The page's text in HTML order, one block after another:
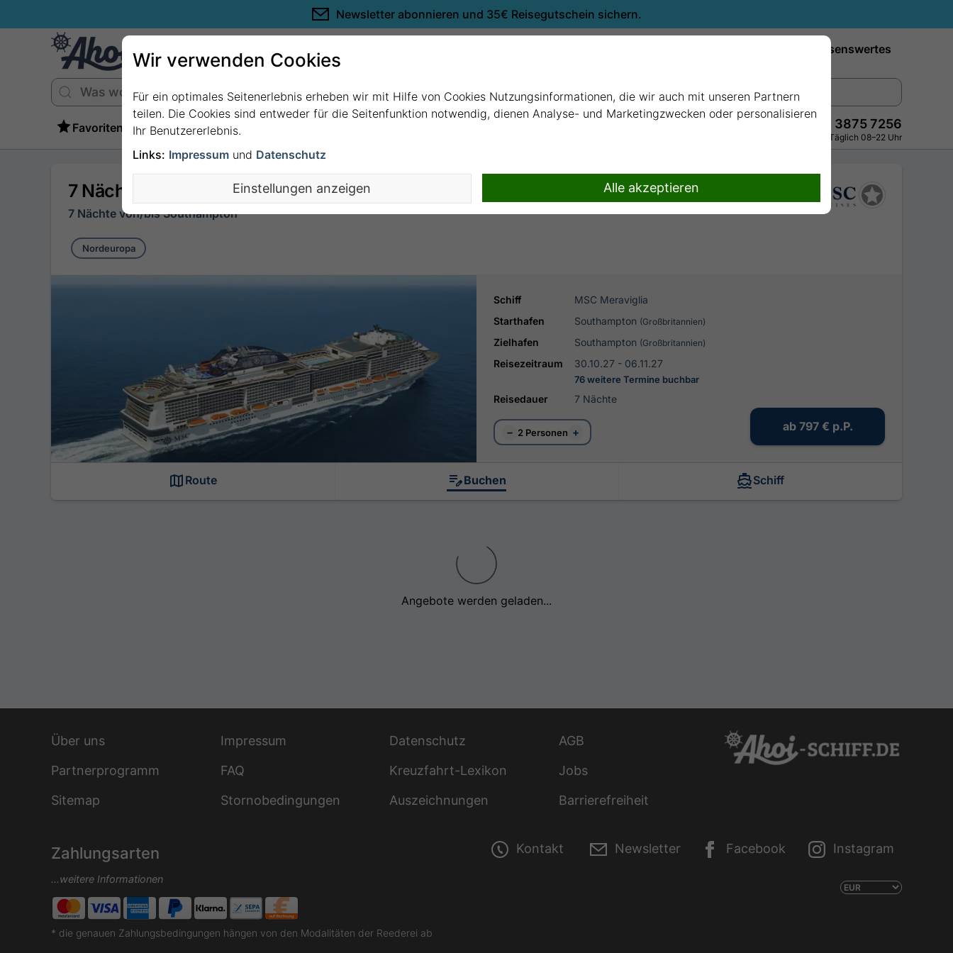
Newsletter abonnieren und 35€ Reisegutschein sichern.
Wissenswertes
Favoriten +49 228 3875 7256
Persönlich · Kostenlos · Täglich 08–22 Uhr
7 Nächte Nordeuropa ab/bis Southampton mit MSC Meraviglia
7 Nächte von/bis Southampton
Nordeuropa
Schiff
MSC Meraviglia
Starthafen
Southampton (Großbritannien)
Zielhafen Southampton (Großbritannien)
Reisezeitraum 30.10.27 - 06.11.27
76 weitere Termine buchbar
Reisedauer 7 Nächte
− 2 Personen + ab 797 € p.P.
Route Buchen Schiff
Angebote werden geladen...
Über uns Impressum Datenschutz
AGB
Partnerprogramm
FAQ Kreuzfahrt-Lexikon
Jobs
Sitemap
Stornobedingungen Auszeichnungen Barrierefreiheit
Zahlungsarten
...weitere Informationen
* die genauen Zahlungsbedingungen hängen von den Modalitäten der Reederei ab
Kontakt Newsletter Facebook Instagram
Wir verwenden Cookies
Für ein optimales Seitenerlebnis erheben wir mit Hilfe von Cookies Nutzungsinformationen, die wir auch mit unseren Partnern
teilen. Die Cookies sind entweder für die Seitenfunktion notwendig, dienen Analyse- und Marketingzwecken oder personalisieren
Ihr Benutzererlebnis.
Links: Impressum und Datenschutz
Einstellungen anzeigen Alle akzeptieren